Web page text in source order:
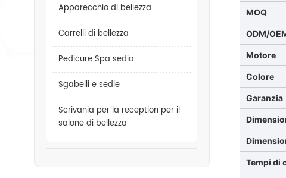
MOQ
ODM/
Motore
Colore
Garanzia
Tempi di
Apparecchio di bellezza
Carrelli di bellezza
Pedicure Spa sedia
Sgabelli e sedie
Scrivania per la reception per il
salone di bellezza